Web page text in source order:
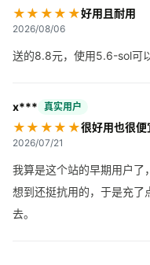
★★★★★好用且耐用
2026/08/06
送的8.8元，使用5.6-sol可
x*** 真实用户
★★★★★很好用也很便
2026/07/21
我算是这个站的早期用户了
想到还挺抗用的，于是充了
去。